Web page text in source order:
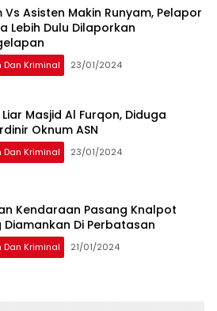
Vs Asisten Makin Runyam, Pelapor
Lebih Dulu Dilaporkan
Dan Kriminal 23/01/2024
Masjid Al Furqon, Diduga
Oknum ASN
Dan Kriminal 23/01/2024
Kendaraan Pasang Knalpot
Diamankan Di Perbatasan
Dan Kriminal 21/01/2024